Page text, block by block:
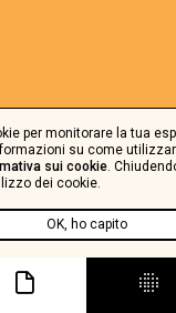
per monitorare la tua
su come
sui cookie.
dei cookie.
OK, ho capito